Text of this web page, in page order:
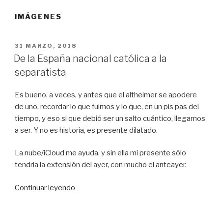
IMÁGENES
PUBLICADO
EL
31 MARZO, 2018
De la España nacional católica a la
separatista
Es bueno, a veces, y antes que el altheimer se apodere
de uno, recordar lo que fuimos y lo que, en un pis pas del
tiempo, y eso si que debió ser un salto cuántico, llegamos
a ser. Y no es historia, es presente dilatado.
La nube/iCloud me ayuda, y sin ella mi presente sólo
tendria la extensión del ayer, con mucho el anteayer.
Continuar leyendo